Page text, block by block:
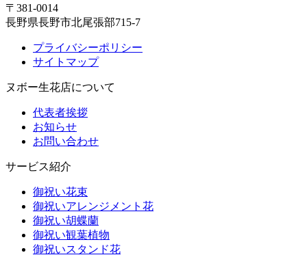
〒381-0014
長野県長野市北尾張部715-7
プライバシーポリシー
サイトマップ
ヌボー生花店について
代表者挨拶
お知らせ
お問い合わせ
サービス紹介
御祝い花束
御祝いアレンジメント花
御祝い胡蝶蘭
御祝い観葉植物
御祝いスタンド花